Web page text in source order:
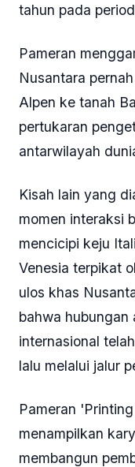
tahun pada
Pameran
Nusantara
Alpen ke tanah
pertukaran
antarwilayah
Kisah lain yang
momen interaksi
mencicipi keju
Venesia terpikat
ulos khas
bahwa hubungan
internasional
lalu melalui jalur
Pameran
menampilkan
membangun